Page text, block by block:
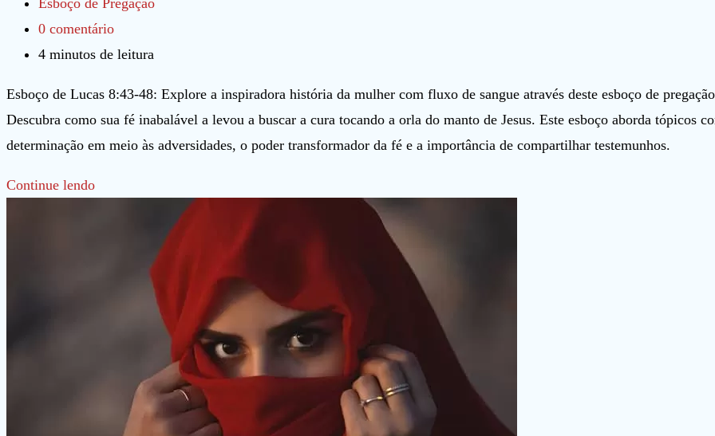
do
post:
Comentários
do
0 comentário
Tempo
leitura:
4 minutos de leitura
Esboço de Lucas 8:43-48: Explore a inspiradora história da mulher com fluxo de sangue através deste esboço de
Descubra como sua fé inabalável a levou a buscar a cura tocando a orla do manto de Jesus. Este esboço aborda tópicos
determinação em meio às adversidades, o poder transformador da fé e a importância de compartilhar testemunhos.
Continue lendoEsboço
sangue